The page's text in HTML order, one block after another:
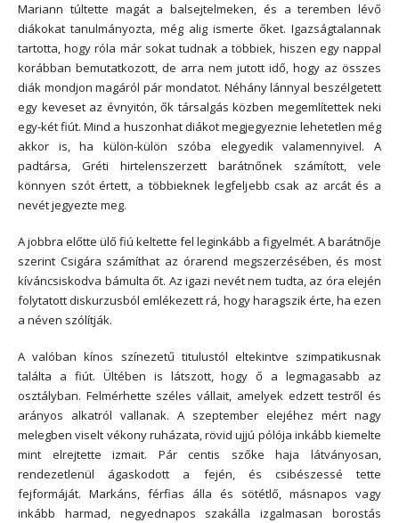
Mariann túltette magát a balsejtelmeken, és a teremben lévő
diákokat tanulmányozta, még alig ismerte őket. Igazságtalannak
tartotta, hogy róla már sokat tudnak a többiek, hiszen egy nappal
korábban bemutatkozott, de arra nem jutott idő, hogy az összes
diák mondjon magáról pár mondatot. Néhány lánnyal beszélgetett
egy keveset az évnyitón, ők társalgás közben megemlítettek neki
egy-két fiút. Mind a huszonhat diákot megjegyeznie lehetetlen még
akkor is, ha külön-külön szóba elegyedik valamennyivel. A
padtársa, Gréti hirtelenszerzett barátnőnek számított, vele
könnyen szót értett, a többieknek legfeljebb csak az arcát és a
nevét jegyezte meg.
A jobbra előtte ülő fiú keltette fel leginkább a figyelmét. A barátnője
szerint Csigára számíthat az órarend megszerzésében, és most
kíváncsiskodva bámulta őt. Az igazi nevét nem tudta, az óra elején
folytatott diskurzusból emlékezett rá, hogy haragszik érte, ha ezen
a néven szólítják.
A valóban kínos színezetű titulustól eltekintve szimpatikusnak
találta a fiút. Ültében is látszott, hogy ő a legmagasabb az
osztályban. Felmérhette széles vállait, amelyek edzett testről és
arányos alkatról vallanak. A szeptember elejéhez mért nagy
melegben viselt vékony ruházata, rövid ujjú pólója inkább kiemelte
mint elrejtette izmait. Pár centis szőke haja látványosan,
rendezetlenül ágaskodott a fején, és csibészessé tette
fejformáját. Markáns, férfias álla és sötétlő, másnapos vagy
inkább harmad, negyednapos szakálla izgalmasan borostás